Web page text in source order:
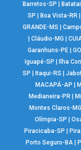
Barretos-SP
SP
Boa Vista-RR
GRANDE-MS
Cláudio-MG
Garanhuns-PE |
Iguapé-SP
Ilha
SP
Itaqui-RS |
MACAPÁ-AP
Medianeira-PR
Montes Claros-MG
Olímpia-SP
|
Piracicaba-SP
Porto Seguro-BA|